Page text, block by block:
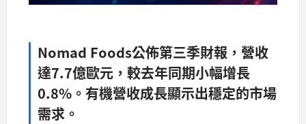
Nomad Foods公佈第三季財報，營收
達7.7億歐元，較去年同期小幅增長
0.8%。有機營收成長顯示出穩定的市場
需求。